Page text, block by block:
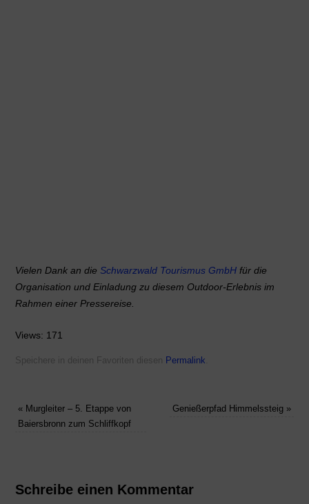
Vielen Dank an die Schwarzwald Tourismus GmbHfür die
Organisation und Einladung zu diesem Outdoor-Erlebnis im
Rahmen einer Pressereise.
Views: 171
Speichere in deinen Favoriten diesen Permalink
«Murgleiter – 5. Etappe von
Baiersbronn zum Schliffkopf
Genießerpfad Himmelssteig »
Schreibe einen Kommentar